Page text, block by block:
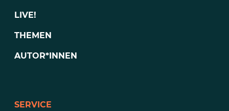
LIVE!
THEMEN
AUTOR*INNEN
SERVICE